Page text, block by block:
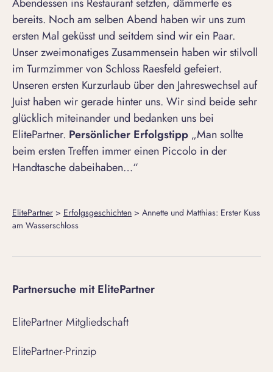
bereits. Noch am selben Abend haben wir uns zum
ersten Mal geküsst und seitdem sind wir ein Paar.
Unser zweimonatiges Zusammensein haben wir stilvoll
im Turmzimmer von Schloss Raesfeld gefeiert.
Unseren ersten Kurzurlaub über den Jahreswechsel auf
Juist haben wir gerade hinter uns. Wir sind beide sehr
glücklich miteinander und bedanken uns bei
ElitePartner. Persönlicher Erfolgstipp „Man sollte
beim ersten Treffen immer einen Piccolo in der
Handtasche dabeihaben…“
ElitePartner > Erfolgsgeschichten > Annette und Matthias: Erster Kuss
am Wasserschloss
Partnersuche mit ElitePartner
ElitePartner Mitgliedschaft
ElitePartner-Prinzip